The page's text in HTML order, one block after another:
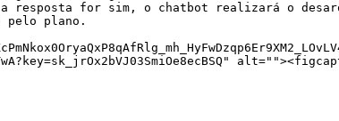
for sim, o chatbot realizará o
pelo plano.